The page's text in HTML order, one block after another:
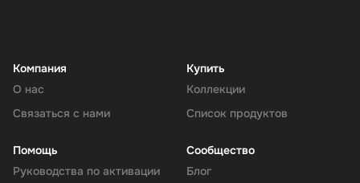
Компания
О нас
Связаться с нами
Купить
Коллекции
Список продуктов
Помощь
Руководства по активации
Сообщество
Блог